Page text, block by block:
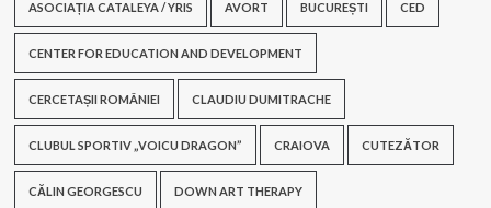
ASOCIAȚIA CATALEYA / YRIS AVORT BUCUREȘTI CED
CENTER FOR EDUCATION AND DEVELOPMENT
CERCETAȘII ROMÂNIEI CLAUDIU DUMITRACHE
CLUBUL SPORTIV „VOICU DRAGON” CRAIOVA CUTEZĂTOR
CĂLIN GEORGESCU DOWN ART THERAPY